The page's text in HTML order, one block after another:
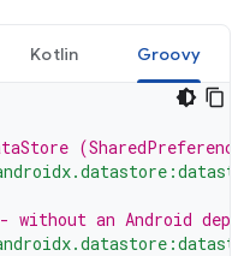
Groovy
Kotlin
an Android